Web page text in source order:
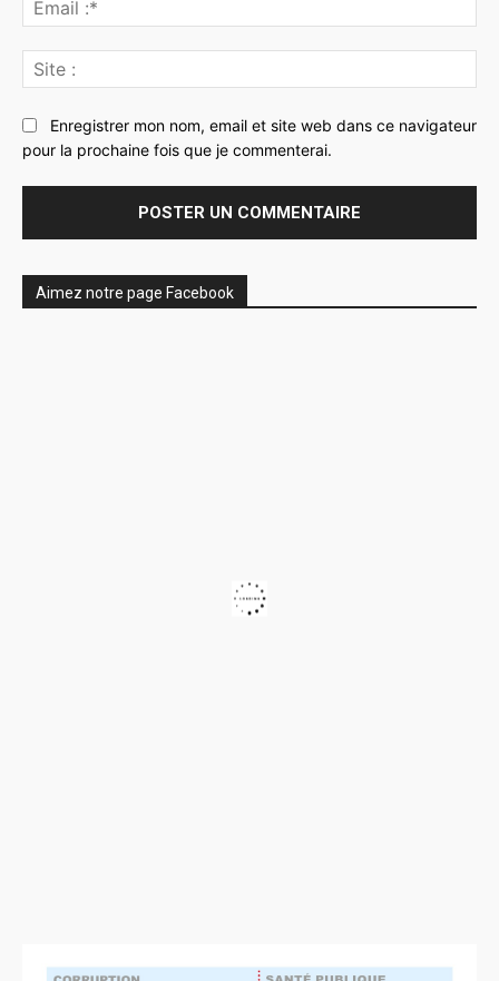
:*
:
Enregistrer mon nom, email et site web dans ce navigateur
pour la prochaine fois que je commenterai.
Aimez notre page Facebook